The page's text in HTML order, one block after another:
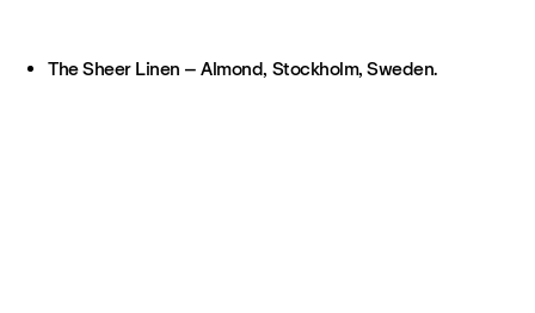
The Sheer Linen – Almond, Stockholm, Sweden.